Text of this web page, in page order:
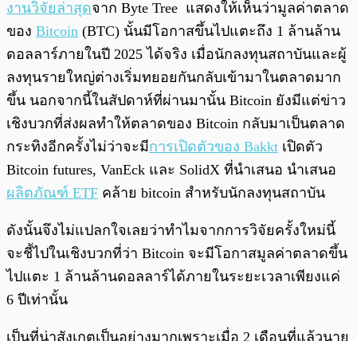
งานวิจัยล่าสุดจาก Byte Tree แสดงให้เห็นว่ามูลค่าตลาด
ของ Bitcoin (BTC) นั้นมีโอกาสขึ้นไปแตะถึง 1 ล้านล้าน
ดอลลาร์ภายในปี 2025 ได้จริง เมื่อนักลงทุนสถาบันและผู้
ลงทุนรายใหญ่ต่างเริ่มทยอยกันกลับเข้ามาในตลาดมาก
ขึ้น นอกจากนี้ในสัปดาห์ที่ผ่านมานั้น Bitcoin ยังมีแต่ข่าว
เชิงบวกที่ส่งผลทำให้ตลาดของ Bitcoin กลับมาเป็นตลาด
กระทิงอีกครั้งไม่ว่าจะมีการเปิดตัวของ Bakkt เปิดตัว
Bitcoin futures, VanEck และ SolidX ที่นำเสนอ นำเสนอ
ผลิตภัณฑ์ ETF คล้าย bitcoin สำหรับนักลงทุนสถาบัน
ดังนั้นจึงไม่แปลกใจเลยว่าทำไมจากการวิจัยครั้งใหม่นี้
จะชี้ไปในเชิงบวกที่ว่า Bitcoin จะมีโอกาสมูลค่าตลาดขึ้น
ไปแตะ 1 ล้านล้านดอลลาร์ได้ภายในระยะเวลาเพียงแค่
6 ปีเท่านั้น
เป็นที่น่าสังเกตเป็นอย่างมากเพราะเมื่อ 2 เดือนที่แล้วนาย